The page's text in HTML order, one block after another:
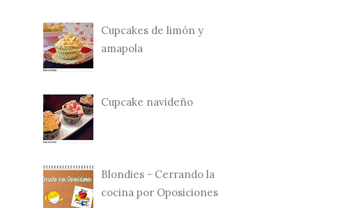
Cupcakes de limón y
amapola
Cupcake navideño
Blondies - Cerrando la
cocina por Oposiciones